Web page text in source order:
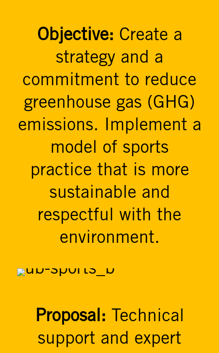
Objective: Create a
strategy and a
commitment to reduce
greenhouse gas (GHG)
emissions. Implement a
model of sports
practice that is more
sustainable and
respectful with the
environment.
Proposal: Technical
support and expert